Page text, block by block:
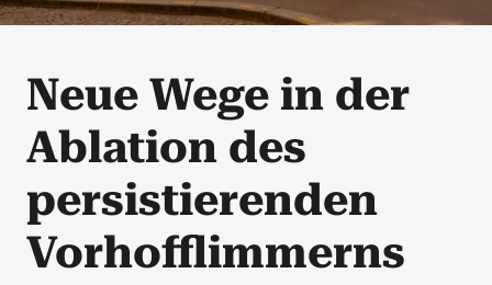
Neue Wege in der
Ablation des
persistierenden
Vorhofflimmerns